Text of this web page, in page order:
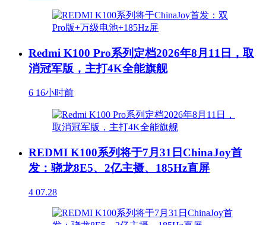
Redmi K100 Pro系列定档2026年8月11日，取
消冠军版，主打4K全能旗舰
6 16小时前
REDMI K100系列将于7月31日ChinaJoy首
发：骁龙8E5、2亿主摄、185Hz直屏
4 07.28